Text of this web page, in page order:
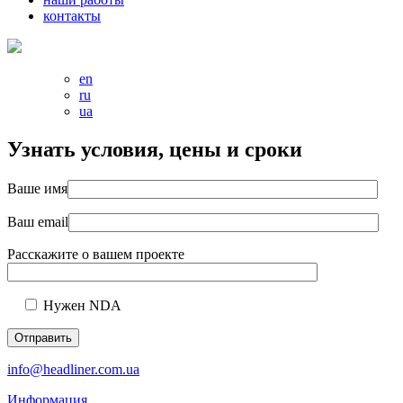
контакты
en
ru
ua
Узнать условия, цены и сроки
Ваше имя
Ваш еmail
Расскажите о вашем проекте
Нужен NDA
info@headliner.com.ua
Информация